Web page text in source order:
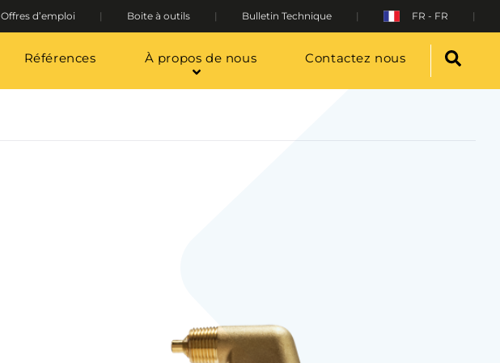
Offres d’emploi Boite à outils Bulletin Technique FR - FR
Références À propos de nous Contactez nous